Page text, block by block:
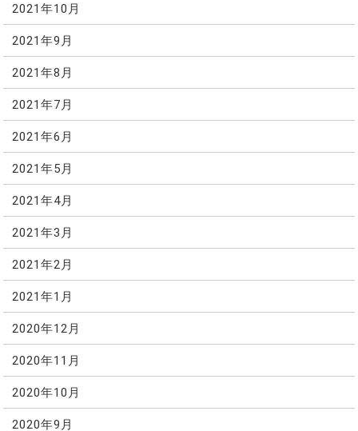
2021年10月
2021年9月
2021年8月
2021年7月
2021年6月
2021年5月
2021年4月
2021年3月
2021年2月
2021年1月
2020年12月
2020年11月
2020年10月
2020年9月